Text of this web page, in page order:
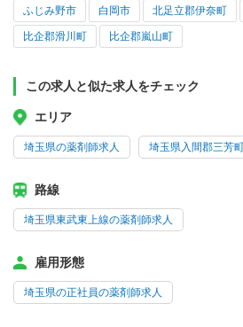
ふじみ野市 白岡市 北足立郡伊奈町
比企郡滑川町 比企郡嵐山町
この求人と似た求人をチェック
エリア
埼玉県の薬剤師求人 埼玉県入間郡三芳
路線
埼玉県東武東上線の薬剤師求人
雇用形態
埼玉県の正社員の薬剤師求人